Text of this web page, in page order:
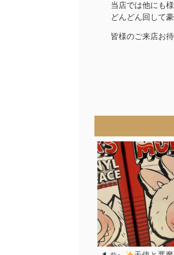
当店では他にも
どんどん回して
皆様のご来店お